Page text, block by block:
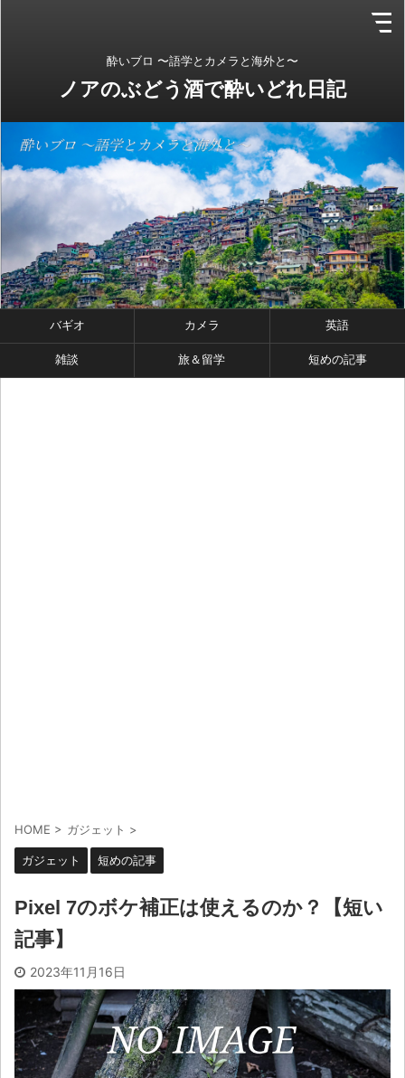
酔いブロ 〜語学とカメラと海外と〜
ノアのぶどう酒で酔いどれ日記
バギオ カメラ 英語
雑談 旅＆留学 短めの記事
HOME > ガジェット >
ガジェット 短めの記事
Pixel 7のボケ補正は使えるのか？【短い
記事】
2023年11月16日